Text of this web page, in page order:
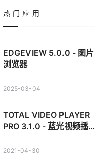
热门应用
EDGEVIEW 5.0.0 - 图片
浏览器
2025-03-04
TOTAL VIDEO PLAYER
PRO 3.1.0 - 蓝光视频播放
2021-04-30